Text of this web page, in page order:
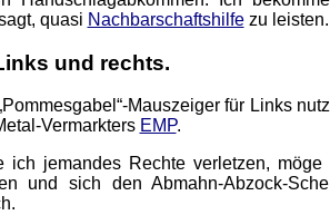
quasi Nachbarschaftshilfezu leisten.
und rechts.
Mauszeiger für Links
Vermarkters EMP.
ich jemandes Rechte verletzen,
und sich den Abmahn-Abzock-